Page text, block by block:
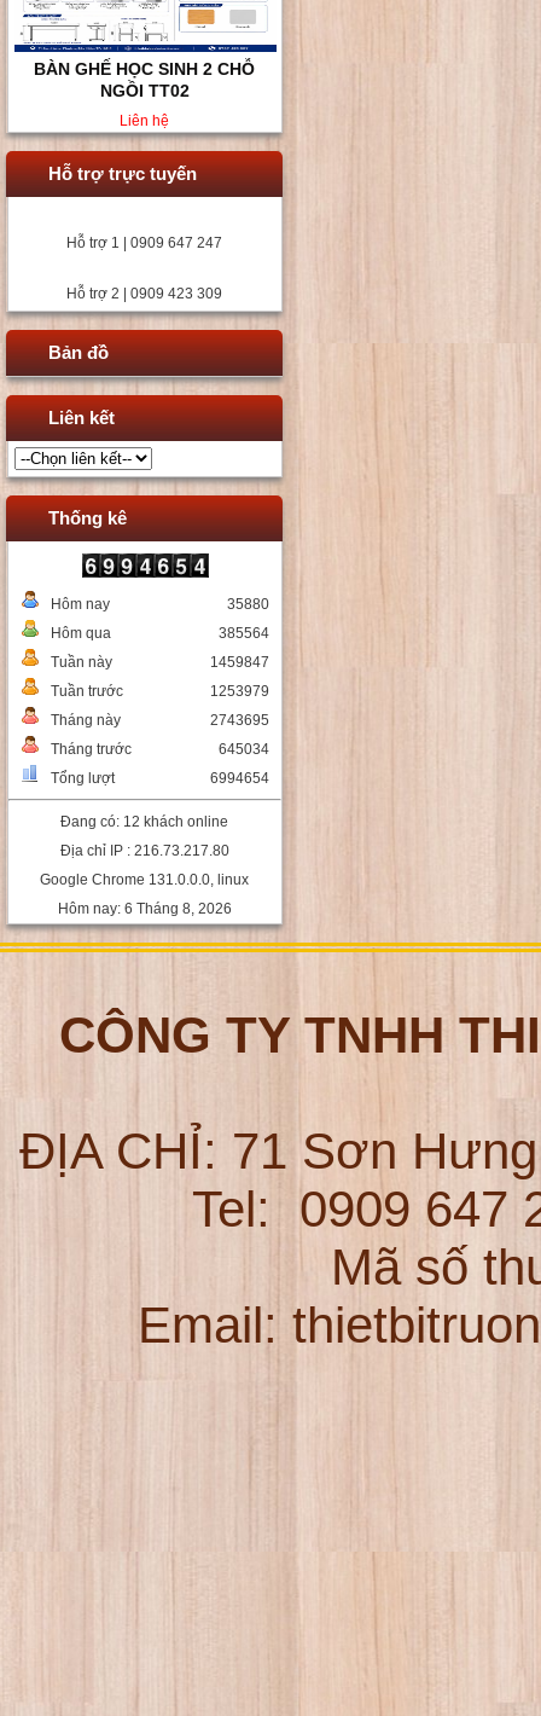
BÀN GHẾ HỌC SINH KHÔNG
TỰA LƯNG TT008
Liên hệ
Hỗ trợ trực tuyến
Hỗ trợ 1 | 0909 647 247
Hỗ trợ 2 | 0909 423 309
Bản đồ
Liên kết
Thống kê
Hôm nay
35880
Hôm qua
385564
Tuần này
1459847
Tuần trước
1253979
Tháng này
2743695
Tháng trước
645034
Tổng lượt
6994654
Đang có: 12 khách online
Địa chỉ IP : 216.73.217.80
Google Chrome 131.0.0.0, linux
Hôm nay: 6 Tháng 8, 2026
CÔNG TY TNHH
ĐỊA CHỈ: 71 Sơn
Tel: 0909
Mã số
Email: